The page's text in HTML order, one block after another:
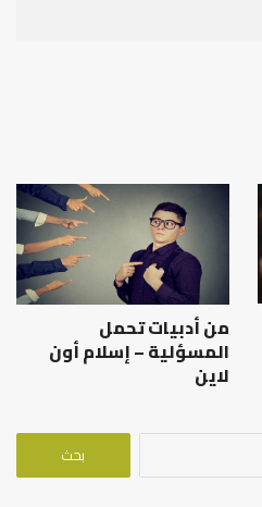
من أدبيات تحمل
المسؤلية – إسلام أون
لاين
البحث